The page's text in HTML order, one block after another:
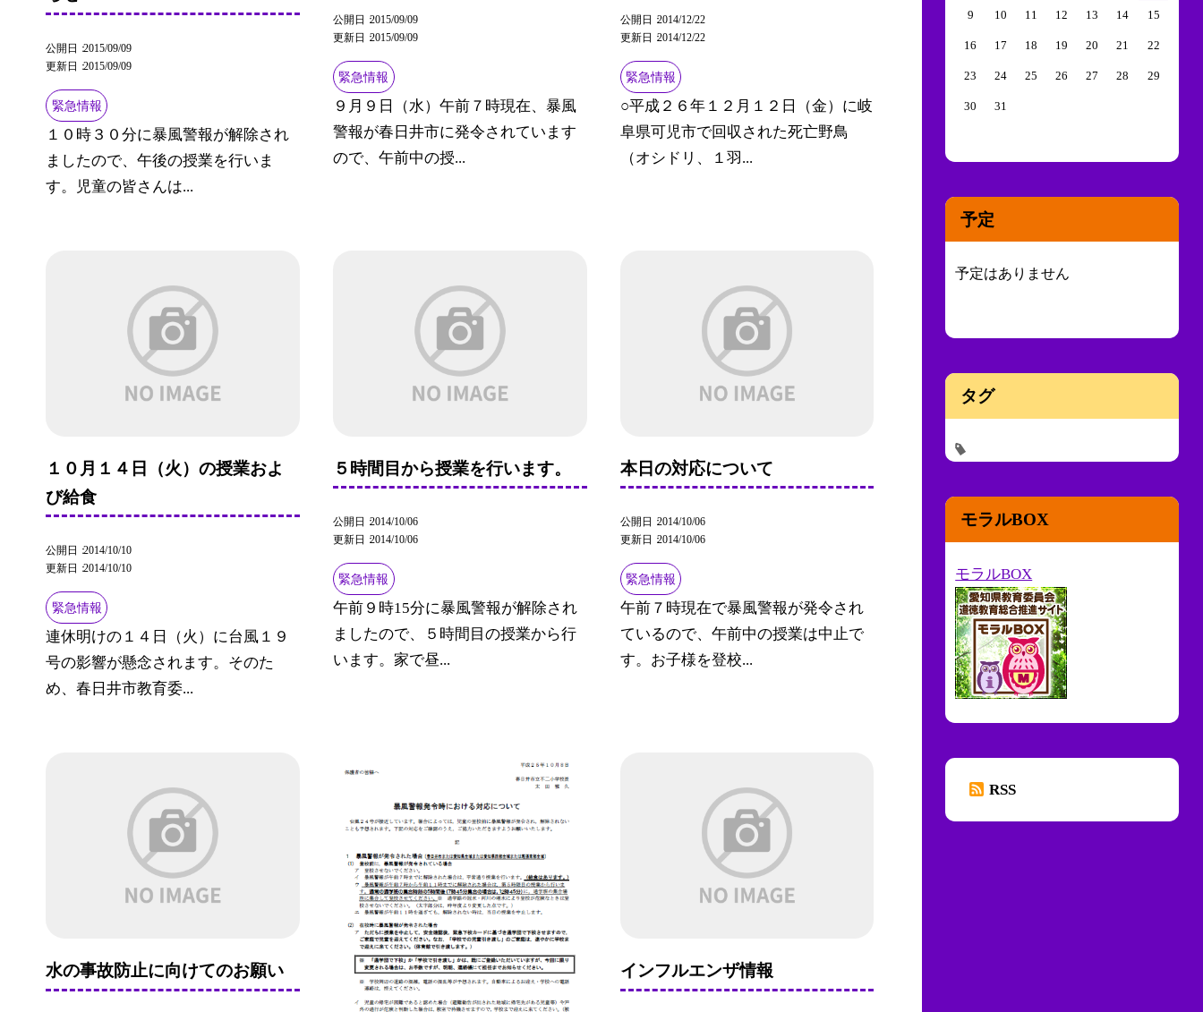
公開日
2015/09/09
更新日
2015/09/09
緊急情報
１０時３０分に暴風警報が解除され
ましたので、午後の授業を行いま
す。児童の皆さんは...
公開日
2015/09/09
更新日
2015/09/09
緊急情報
９月９日（水）午前７時現在、暴風
警報が春日井市に発令されています
ので、午前中の授...
公開日 2014/12/22
更新日 2014/12/22
緊急情報
○平成２６年１２月１２日（金）に岐
阜県可児市で回収された死亡野鳥
（オシドリ、１羽...
１０月１４日（火）の授業およ
び給食
公開日
2014/10/10
更新日
2014/10/10
緊急情報
連休明けの１４日（火）に台風１９
号の影響が懸念されます。そのた
め、春日井市教育委...
５時間目から授業を行います。
公開日
2014/10/06
更新日
2014/10/06
緊急情報
午前９時15分に暴風警報が解除され
ましたので、５時間目の授業から行
います。家で昼...
本日の対応について
公開日 2014/10/06
更新日 2014/10/06
緊急情報
午前７時現在で暴風警報が発令され
ているので、午前中の授業は中止で
す。お子様を登校...
水の事故防止に向けてのお願い インフルエンザ情報
9 10 11 12 13 14 15
16 17 18 19 20 21 22
23 24 25 26 27 28 29
30 31
予定
予定はありません
タグ
モラルBOX
モラルBOX
RSS